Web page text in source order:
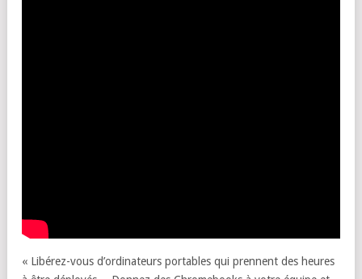
« Libérez-vous d’ordinateurs portables qui prennent des heures